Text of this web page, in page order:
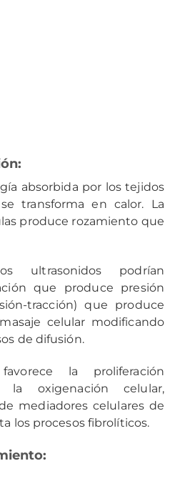
absorbida por los tejidos
transforma en calor. La
produce rozamiento que
ultrasonidos podrían
que produce presión
tracción) que produce
celular modificando
de difusión.
la proliferación
la oxigenación celular,
mediadores celulares de
los procesos fibrolíticos.